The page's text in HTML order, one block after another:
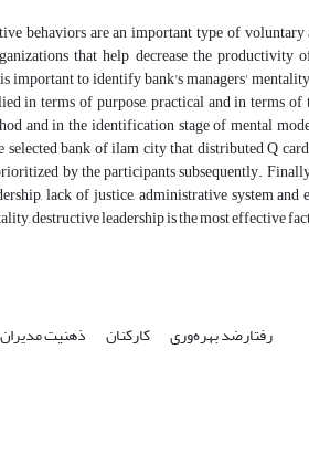
behaviors are an important type of
that help decrease the productivity
important to identify bank's managers'
in terms of purpose, practical and in terms
and in the identification stage of mental
selected bank of ilam city that distributed Q
by the participants subsequently.
lack of justice, administrative system
destructive leadership is the most effective
رفتارضد بهره‌وری کارکنان ذهنیت مدیران